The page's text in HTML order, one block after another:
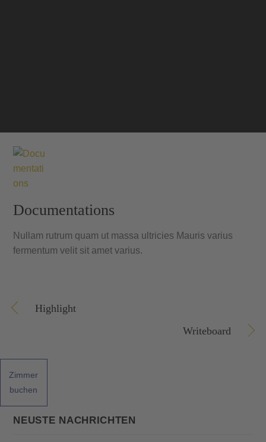
Zimmer
buchen
Documentations
Nullam rutrum quam ut massa ultricies Mauris varius
fermentum velit sit amet varius.
Highlight
Writeboard
NEUSTE NACHRICHTEN